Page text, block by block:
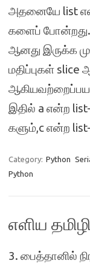
அதனையே list
களைப்
ஆனது இருக்க
மதிப்புகள் slice
இதில் a என்ற
களும்,c என்ற
Category: Python
Python
எளிய
3. பைத்தானில்